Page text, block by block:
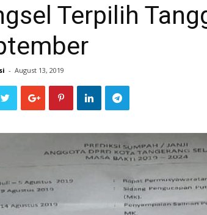
Terpilih
- August 13, 2019